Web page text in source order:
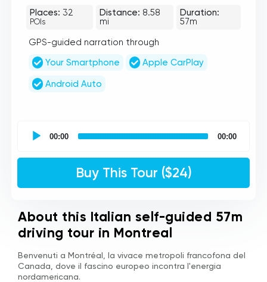
Places: 32
POIs
Distance: 8.58
mi
Duration:
57m
GPS-guided narration through
Your Smartphone
Apple CarPlay
Android Auto
self
00:00 00:00
Buy This Tour ($24)
About this Italian self-guided 57m
driving tour in Montreal
Benvenuti a Montréal, la vivace metropoli francofona del
Canada, dove il fascino europeo incontra l'energia
nordamericana.